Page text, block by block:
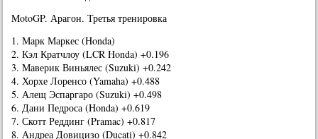
MotoGP. Арагон. Третья тренировка
1. Марк Маркес (Honda)
2. Кэл Кратчлоу (LCR Honda) +0.196
3. Маверик Виньялес (Suzuki) +0.242
4. Хорхе Лоренсо (Yamaha) +0.488
5. Алещ Эспаргаро (Suzuki) +0.498
6. Дани Педроса (Honda) +0.619
7. Скотт Реддинг (Pramac) +0.817
8. Андреа Довицизо (Ducati) +0.842